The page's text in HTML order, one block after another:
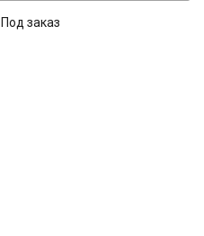
Под заказ